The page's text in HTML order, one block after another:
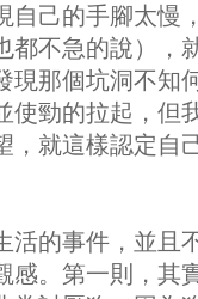
自己的手腳太慢
都不急的說），
現那個坑洞不知
使勁的拉起，但
就這樣認定自
活的事件，並且
感。第一則，其